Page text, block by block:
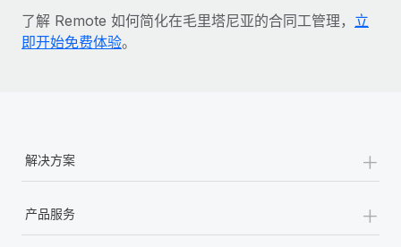
了解 Remote 如何简化在毛里塔尼亚的合同工管理， 立
即开始免费体验。
解决方案 +
产品服务 +